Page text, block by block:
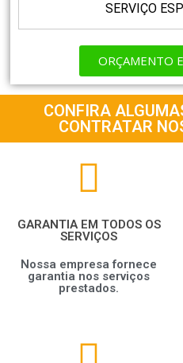
SERVIÇO
ORÇAMENTO
CONFIRA
CONTRATAR
GARANTIA EM TODOS OS
SERVIÇOS
Nossa empresa fornece
garantia nos serviços
prestados.